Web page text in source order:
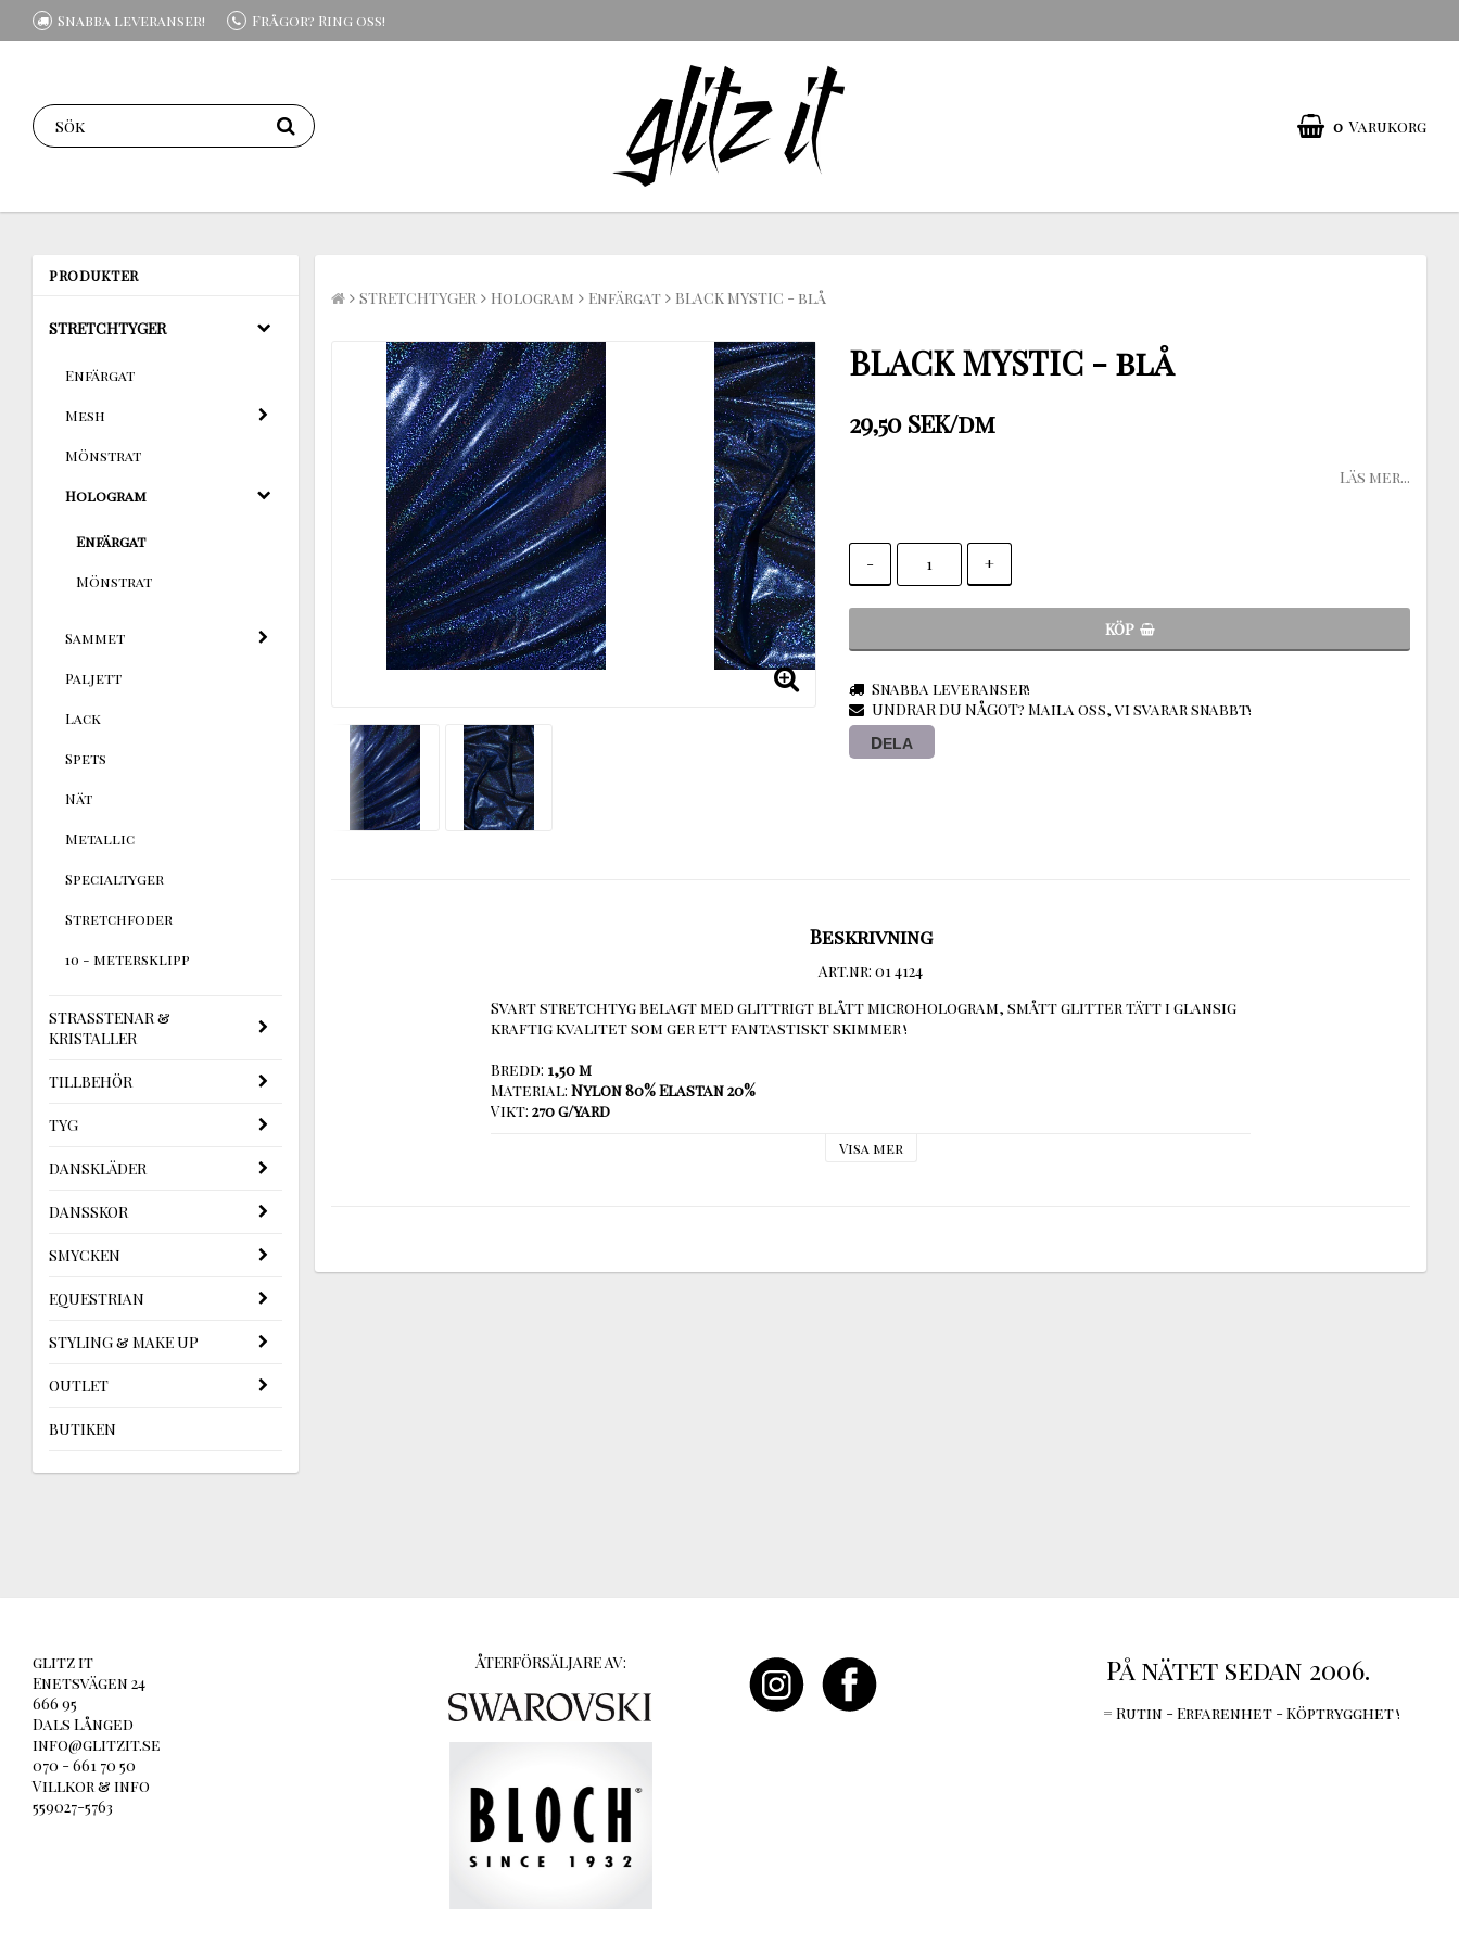
Snabba leveranser! Frågor? Ring oss!
0 Varukorg
PRODUKTER
STRETCHTYGER
Enfärgat
Mesh
Mönstrat
Hologram
Enfärgat
Mönstrat
Sammet
Paljett
Lack
Spets
Nät
Metallic
Specialtyger
Stretchfoder
10 - metersklipp
STRASSTENAR &
KRISTALLER
TILLBEHÖR
TYG
DANSKLÄDER
DANSSKOR
SMYCKEN
EQUESTRIAN
STYLING & MAKE UP
OUTLET
BUTIKEN
STRETCHTYGER Hologram Enfärgat BLACK MYSTIC - blå
BLACK MYSTIC - blå
29,50 SEK/dm
Läs mer...
- +
KÖP
Snabba leveranser!
UNDRAR DU NÅGOT? Maila oss, vi svarar snabbt!
DELA
Beskrivning
Art.nr: 01 4124
Svart stretchtyg belagt med glittrigt blått microhologram, smått glitter tätt i glansig
kraftig kvalitet som ger ett fantastiskt skimmer !
Bredd:
Material: Nylon 80% Elastan 20%
Vikt:
Visa mer
glitz it
Enetsvägen 24
666 95
Dals Långed
info@glitzit.se
070 - 661 70 50
Villkor & info
559027-5763
ÅTERFÖRSÄLJARE AV: På nätet sedan 2006.
= Rutin - Erfarenhet - Köptrygghet !